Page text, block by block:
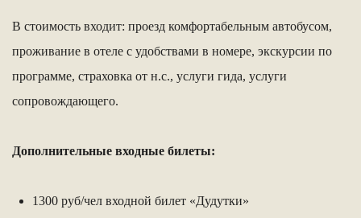
В стоимость входит: проезд комфортабельным автобусом,
проживание в отеле с удобствами в номере, экскурсии по
программе, страховка от н.с., услуги гида, услуги
сопровождающего.
Дополнительные входные билеты:
1300 руб/чел входной билет «Дудутки»